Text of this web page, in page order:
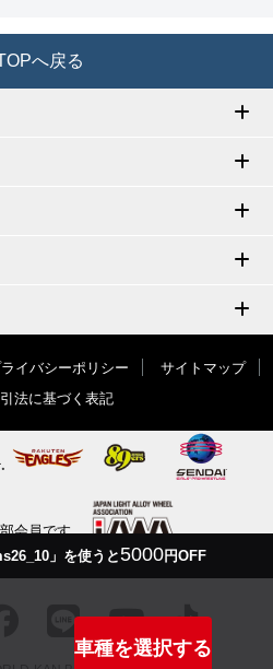
」を使うと5000円OFF
車種を選択する
へ戻る
イバシーポリシー
サイトマップ
法に基づく表記
会員です